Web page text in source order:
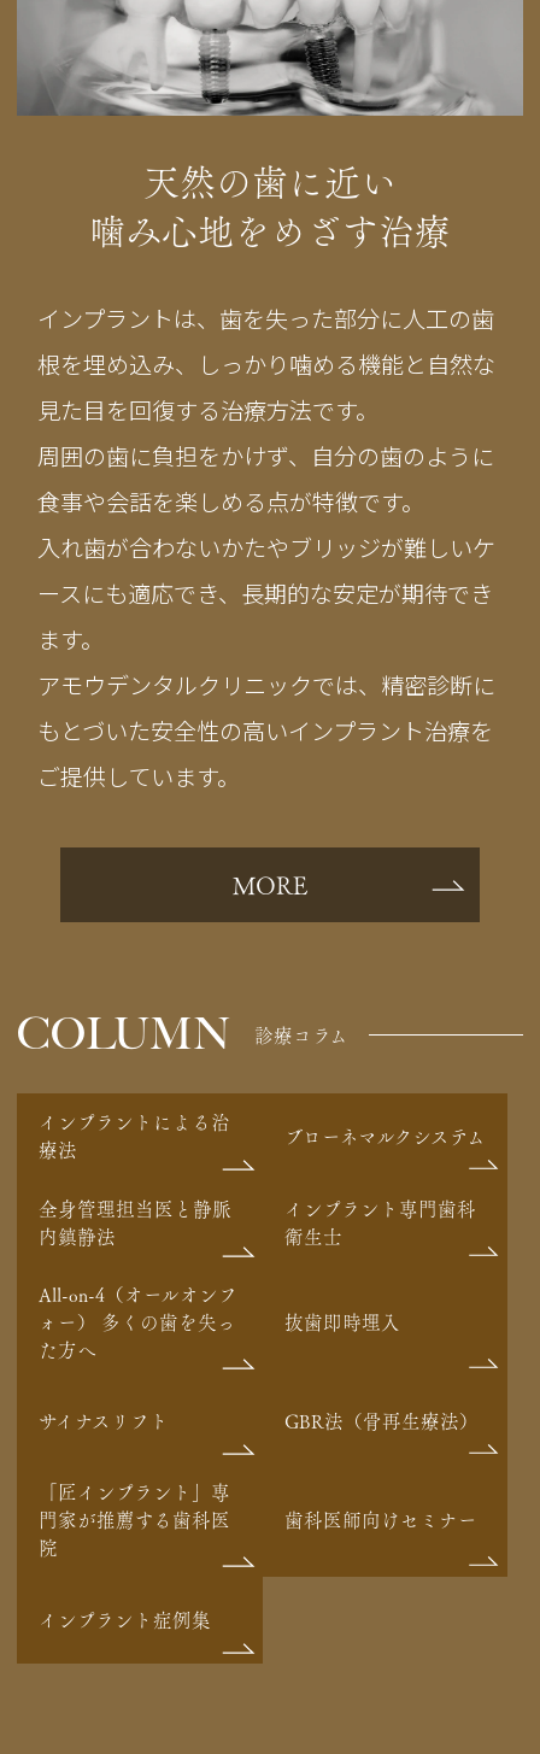
天然の歯に近い
噛み心地をめざす治療
インプラントは、歯を失った部分に人工の歯
根を埋め込み、しっかり噛める機能と自然な
見た目を回復する治療方法です。
周囲の歯に負担をかけず、自分の歯のように
食事や会話を楽しめる点が特徴です。
入れ歯が合わないかたやブリッジが難しいケ
ースにも適応でき、長期的な安定が期待でき
ます。
アモウデンタルクリニックでは、精密診断に
もとづいた安全性の高いインプラント治療を
ご提供しています。
MORE
COLUMN 診療コラム
インプラントによる治
療法
ブローネマルクシステム
全身管理担当医と静脈
内鎮静法
インプラント専門歯科
衛生士
All-on-4（オールオンフ
ォー） 多くの歯を失っ
た方へ
抜歯即時埋入
サイナスリフト GBR法（骨再生療法）
「匠インプラント」専
門家が推薦する歯科医
院
歯科医師向けセミナー
インプラント症例集